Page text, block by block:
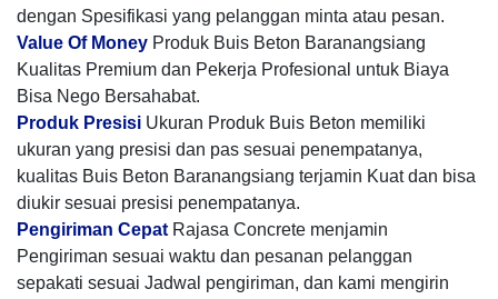
dengan Spesifikasi yang pelanggan minta atau pesan.
Value Of Money Produk Buis Beton Baranangsiang
Kualitas Premium dan Pekerja Profesional untuk Biaya
Bisa Nego Bersahabat.
Produk Presisi Ukuran Produk Buis Beton memiliki
ukuran yang presisi dan pas sesuai penempatanya,
kualitas Buis Beton Baranangsiang terjamin Kuat dan bisa
diukir sesuai presisi penempatanya.
Pengiriman Cepat Rajasa Concrete menjamin
Pengiriman sesuai waktu dan pesanan pelanggan
sepakati sesuai Jadwal pengiriman, dan kami mengirin